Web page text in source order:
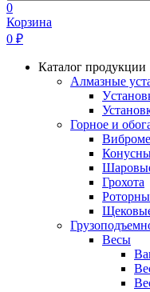
0
Корзина
0 ₽
Каталог продукции
Алмазные
Горное и
Грохота
Весы